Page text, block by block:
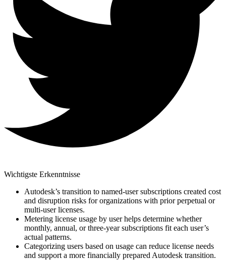
Wichtigste Erkenntnisse
Autodesk’s transition to named-user subscriptions created cost
and disruption risks for organizations with prior perpetual or
multi-user licenses.
Metering license usage by user helps determine whether
monthly, annual, or three-year subscriptions fit each user’s
actual patterns.
Categorizing users based on usage can reduce license needs
and support a more financially prepared Autodesk transition.